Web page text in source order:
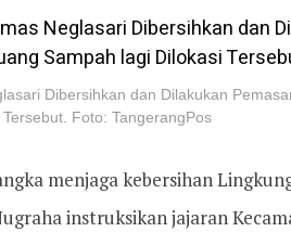
Dibersihkan dan Dilakukan
Foto: TangerangPos
menjaga kebersihan
instruksikan jajaran